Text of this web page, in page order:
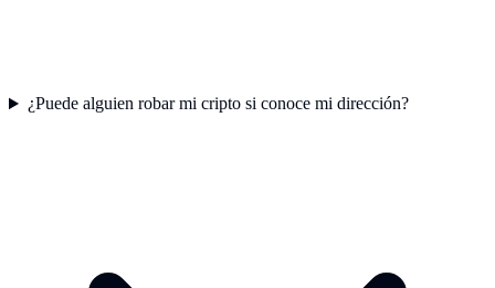
¿Puede alguien robar mi cripto si conoce mi dirección?